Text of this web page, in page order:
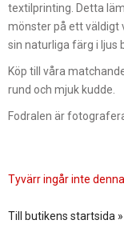
textilprinting. Detta
mönster på ett väldigt
sin naturliga färg i ljus
Köp till våra
rund och mjuk kudde.
Fodralen är
Tyvärr ingår inte
Till butikens startsida »